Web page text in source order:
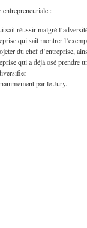
entrepreneuriale :
sait réussir malgré
qui sait montrer
du chef d’entreprise,
qui a déjà osé prendre
par le Jury.